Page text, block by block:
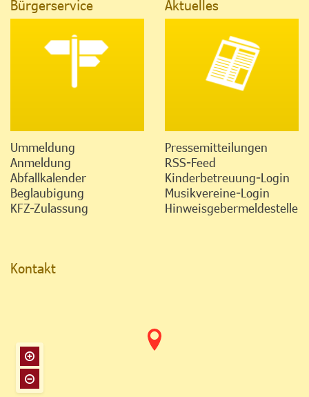
Bürgerservice
Ummeldung
Anmeldung
Abfallkalender
Beglaubigung
KFZ-Zulassung
Aktuelles
Pressemitteilungen
RSS-Feed
Kinderbetreuung-Login
Musikvereine-Login
Hinweisgebermeldestelle
Kontakt